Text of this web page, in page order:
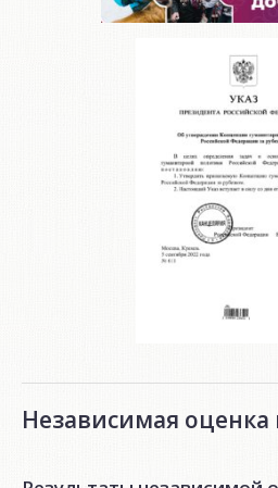
Независимая оценка